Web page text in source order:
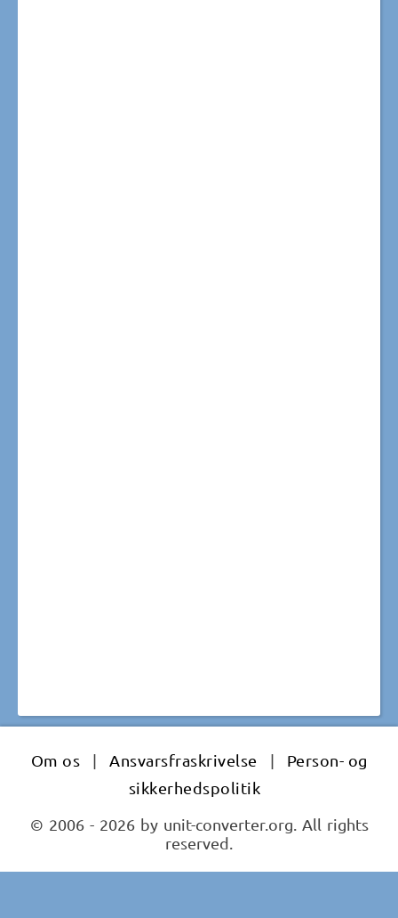
Om os | Ansvarsfraskrivelse |
Person- og
sikkerhedspolitik
© 2006 - 2026 by unit-converter.org. All rights
reserved.